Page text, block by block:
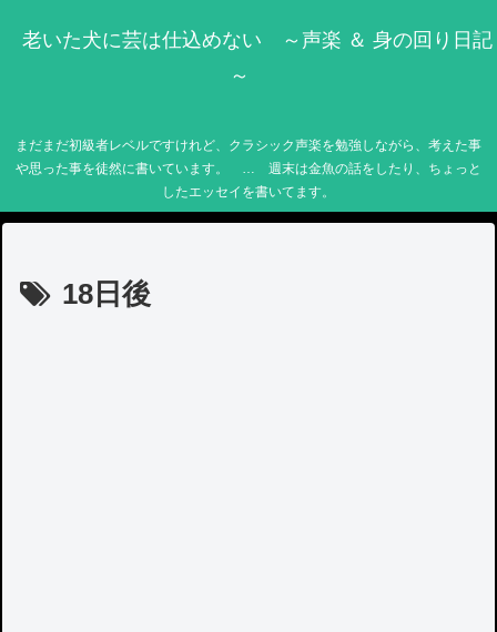
老いた犬に芸は仕込めない ～声楽 ＆ 身の回り日記
～
まだまだ初級者レベルですけれど、クラシック声楽を勉強しながら、考えた事
や思った事を徒然に書いています。 … 週末は金魚の話をしたり、ちょっと
したエッセイを書いてます。
18日後